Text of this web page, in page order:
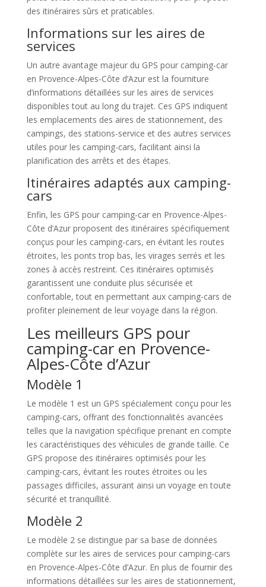
des itinéraires sûrs et praticables.
Informations sur les aires de
services
Un autre avantage majeur du GPS pour camping-car
en Provence-Alpes-Côte d’Azur est la fourniture
d’informations détaillées sur les aires de services
disponibles tout au long du trajet. Ces GPS indiquent
les emplacements des aires de stationnement, des
campings, des stations-service et des autres services
utiles pour les camping-cars, facilitant ainsi la
planification des arrêts et des étapes.
Itinéraires adaptés aux camping-
cars
Enfin, les GPS pour camping-car en Provence-Alpes-
Côte d’Azur proposent des itinéraires spécifiquement
conçus pour les camping-cars, en évitant les routes
étroites, les ponts trop bas, les virages serrés et les
zones à accès restreint. Ces itinéraires optimisés
garantissent une conduite plus sécurisée et
confortable, tout en permettant aux camping-cars de
profiter pleinement de leur voyage dans la région.
Les meilleurs GPS pour
camping-car en Provence-
Alpes-Côte d’Azur
Modèle 1
Le modèle 1 est un GPS spécialement conçu pour les
camping-cars, offrant des fonctionnalités avancées
telles que la navigation spécifique prenant en compte
les caractéristiques des véhicules de grande taille. Ce
GPS propose des itinéraires optimisés pour les
camping-cars, évitant les routes étroites ou les
passages difficiles, assurant ainsi un voyage en toute
sécurité et tranquillité.
Modèle 2
Le modèle 2 se distingue par sa base de données
complète sur les aires de services pour camping-cars
en Provence-Alpes-Côte d’Azur. En plus de fournir des
informations détaillées sur les aires de stationnement,